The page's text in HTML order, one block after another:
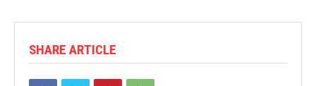
SHARE ARTICLE